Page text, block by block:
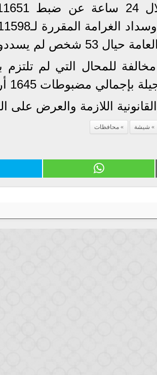
الغرامة المقررة.
مضبوطات 1645 أرجيلة «شيشة».
اللازمة والعرض على
شيشة محافظات